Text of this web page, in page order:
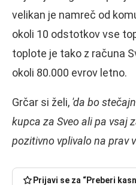
velikan je namreč od
okoli 10 odstotkov vse
toplote je tako z računa
okoli 80.000 evrov letno.
Grčar si želi, 'da bo
kupca za Sveo ali pa vsaj
pozitivno vplivalo na prav
Prijavi se za “Preberi